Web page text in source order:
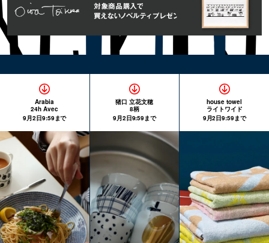
Arabia
24h Avec
9月2日9:59まで
猪口 立花文穂
8柄
9月2日9:59まで
house towel
ライトワイド
9月2日9:59まで